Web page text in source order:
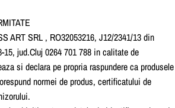
ART SRL , RO32053216, J12/2341/13 din
jud.Cluj 0264 701 788 in calitate de
si declara pe propria raspundere ca produsele
normei de produs, certificatului de